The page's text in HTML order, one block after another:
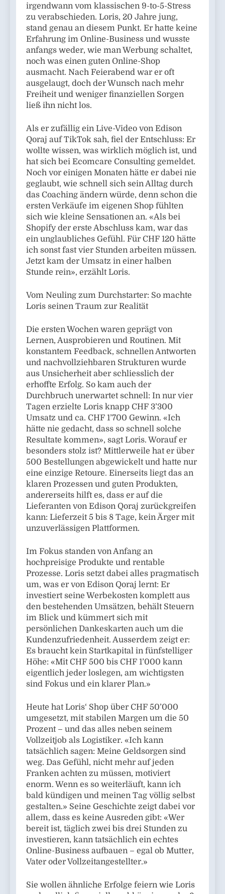
irgendwann vom klassischen 9-to-5-Stress
zu verabschieden. Loris, 20 Jahre jung,
stand genau an diesem Punkt. Er hatte keine
Erfahrung im Online-Business und wusste
anfangs weder, wie man Werbung schaltet,
noch was einen guten Online-Shop
ausmacht. Nach Feierabend war er oft
ausgelaugt, doch der Wunsch nach mehr
Freiheit und weniger finanziellen Sorgen
ließ ihn nicht los.
Als er zufällig ein Live-Video von Edison
Qoraj auf TikTok sah, fiel der Entschluss: Er
wollte wissen, was wirklich möglich ist, und
hat sich bei Ecomcare Consulting gemeldet.
Noch vor einigen Monaten hätte er dabei nie
geglaubt, wie schnell sich sein Alltag durch
das Coaching ändern würde, denn schon die
ersten Verkäufe im eigenen Shop fühlten
sich wie kleine Sensationen an. «Als bei
Shopify der erste Abschluss kam, war das
ein unglaubliches Gefühl. Für CHF 120 hätte
ich sonst fast vier Stunden arbeiten müssen.
Jetzt kam der Umsatz in einer halben
Stunde rein», erzählt Loris.
Vom Neuling zum Durchstarter: So machte
Loris seinen Traum zur Realität
Die ersten Wochen waren geprägt von
Lernen, Ausprobieren und Routinen. Mit
konstantem Feedback, schnellen Antworten
und nachvollziehbaren Strukturen wurde
aus Unsicherheit aber schliesslich der
erhoffte Erfolg. So kam auch der
Durchbruch unerwartet schnell: In nur vier
Tagen erzielte Loris knapp CHF 3’300
Umsatz und ca. CHF 1’700 Gewinn. «Ich
hätte nie gedacht, dass so schnell solche
Resultate kommen», sagt Loris. Worauf er
besonders stolz ist? Mittlerweile hat er über
500 Bestellungen abgewickelt und hatte nur
eine einzige Retoure. Einerseits liegt das an
klaren Prozessen und guten Produkten,
andererseits hilft es, dass er auf die
Lieferanten von Edison Qoraj zurückgreifen
kann: Lieferzeit 5 bis 8 Tage, kein Ärger mit
unzuverlässigen Plattformen.
Im Fokus standen von Anfang an
hochpreisige Produkte und rentable
Prozesse. Loris setzt dabei alles pragmatisch
um, was er von Edison Qoraj lernt: Er
investiert seine Werbekosten komplett aus
den bestehenden Umsätzen, behält Steuern
im Blick und kümmert sich mit
persönlichen Dankeskarten auch um die
Kundenzufriedenheit. Ausserdem zeigt er:
Es braucht kein Startkapital in fünfstelliger
Höhe: «Mit CHF 500 bis CHF 1’000 kann
eigentlich jeder loslegen, am wichtigsten
sind Fokus und ein klarer Plan.»
Heute hat Loris‘ Shop über CHF 50’000
umgesetzt, mit stabilen Margen um die 50
Prozent – und das alles neben seinem
Vollzeitjob als Logistiker. «Ich kann
tatsächlich sagen: Meine Geldsorgen sind
weg. Das Gefühl, nicht mehr auf jeden
Franken achten zu müssen, motiviert
enorm. Wenn es so weiterläuft, kann ich
bald kündigen und meinen Tag völlig selbst
gestalten.» Seine Geschichte zeigt dabei vor
allem, dass es keine Ausreden gibt: «Wer
bereit ist, täglich zwei bis drei Stunden zu
investieren, kann tatsächlich ein echtes
Online-Business aufbauen – egal ob Mutter,
Vater oder Vollzeitangestellter.»
Sie wollen ähnliche Erfolge feiern wie Loris